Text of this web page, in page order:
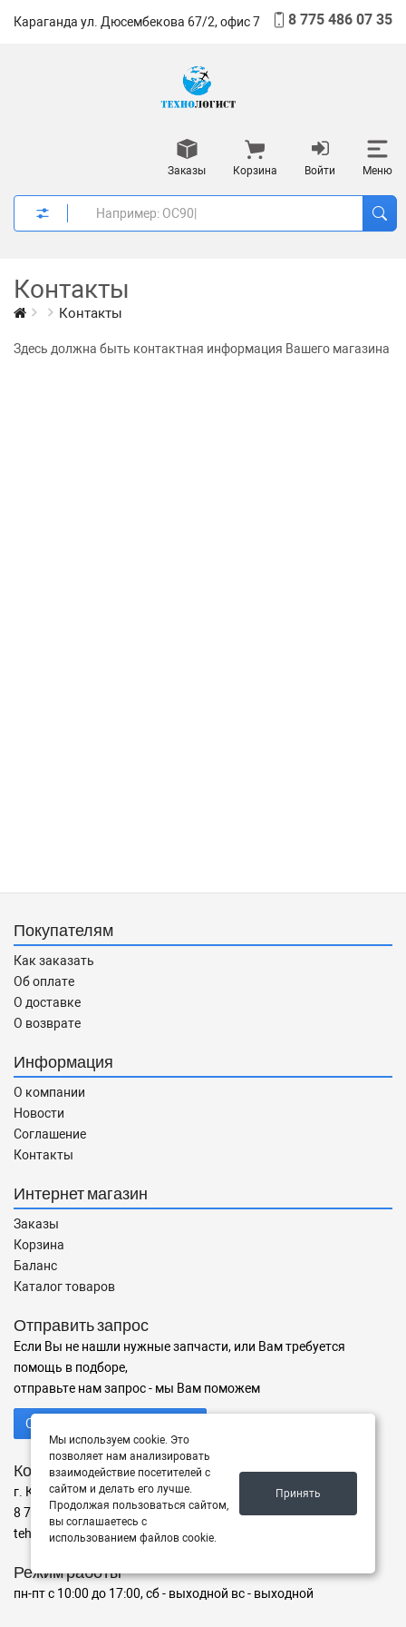
Караганда ул. Дюсембекова 67/2, офис 7 8 775 486 07 35
Заказы Корзина Войти Меню
Контакты
Контакты
Здесь должна быть контактная информация Вашего магазина
Покупателям
Как заказать
Об оплате
О доставке
О возврате
Информация
О компании
Новости
Соглашение
Контакты
Интернет магазин
Заказы
Корзина
Баланс
Каталог товаров
Отправить запрос
Если Вы не нашли нужные запчасти, или Вам требуется
помощь в подборе,
отправьте нам запрос - мы Вам поможем
Отправить запрос продавцу
Контакты
г. Караганда ул. ул. Дюсембекова 67/2, офис 7
8 775 486 07 35
tehnologist.kz@mail.ru
Режим работы
пн-пт с 10:00 до 17:00, сб - выходной вс - выходной
Мы используем cookie. Это
позволяет нам анализировать
взаимодействие посетителей с
сайтом и делать его лучше.
Продолжая пользоваться сайтом,
вы соглашаетесь с
использованием файлов cookie.
Принять